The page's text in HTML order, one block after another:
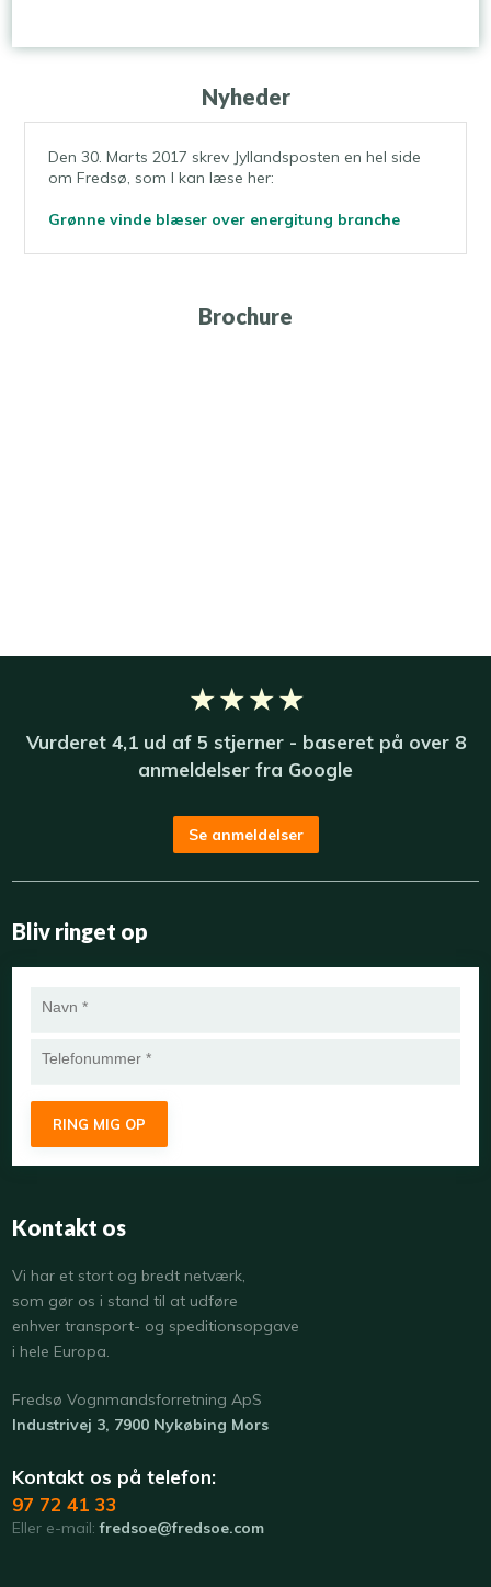
Nyheder​
Den 30. Marts 2017 skrev ​Jyllandsposten en hel side
om Fredsø, som I kan læse her:
Grønne vinde blæser over energitung branche
Brochure​
★ ★ ★ ★
Vurderet​ 4,1​ u​d af 5 stjerner - baseret på over 8
anmeldelser fra ​ Google
Se anmeldelser
Bliv ringet op
Kontakt os
​Vi har et stort og bredt netværk,
som gør os i stand til at udføre
enhver transport- og speditionsopgave
i hele Europa.
​Fredsø Vognmandsforretning ApS
Industrivej 3, 7900 Nykøbing Mors
Kontakt os på telefon:
97 72 41 33
Eller e-mail:fredsoe@fredsoe.com